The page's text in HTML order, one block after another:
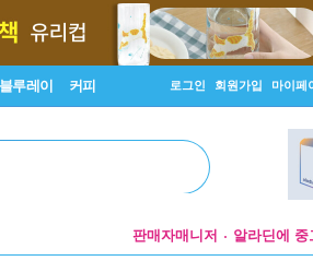
블루레이 커피 로그인 회원가입 마이페
판매자매니저 알라딘에 중